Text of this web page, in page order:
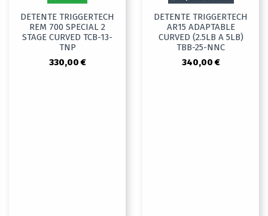
DETENTE TRIGGERTECH
REM 700 SPECIAL 2
STAGE CURVED TCB-13-
TNP
330,00 €
DETENTE TRIGGERTECH
AR15 ADAPTABLE
CURVED (2.5LB A 5LB)
TBB-25-NNC
340,00 €